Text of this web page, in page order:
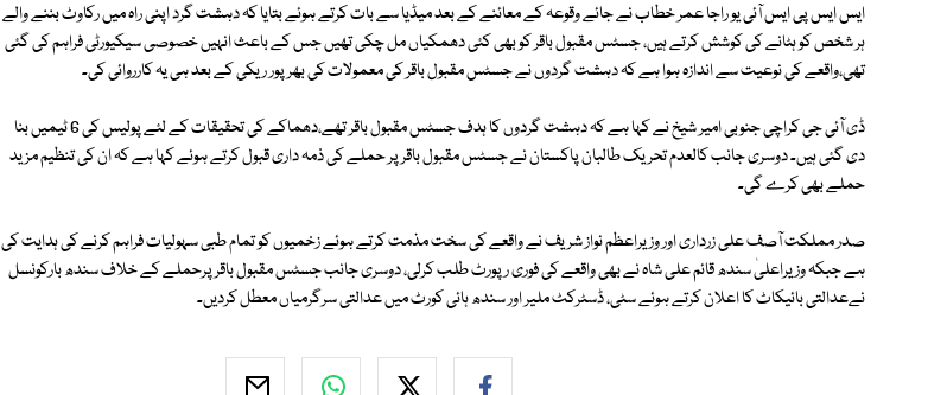
ایس ایس پی ایس آئی یو راجا عمر خطاب نے جائے وقوعہ کے معائنے کے بعد میڈیا سے بات کرتے ہوئے بتایا کہ دہشت گرد اپنی راہ میں رکاوٹ بننے والے
ہر شخص کو ہٹانے کی کوشش کرتے ہیں، جسٹس مقبول باقر کو بھی کئی دھمکیاں مل چکی تھیں جس کے باعث انہیں خصوصی سیکیورٹی فراہم کی گئی
تھی،واقعے کی نوعیت سے اندازہ ہوا ہے کہ دہشت گردوں نے جسٹس مقبول باقر کی معمولات کی بھر پور ریکی کے بعد ہی یہ کارروائی کی۔
ڈی آئی جی کراچی جنوبی امیر شیخ نے کہا ہے کہ دہشت گردوں کا ہدف جسٹس مقبول باقر تھے،دھماکے کی تحقیقات کے لئے پولیس کی 6 ٹیمیں بنا
دی گئی ہیں۔ دوسری جانب کالعدم تحریک طالبان پاکستان نے جسٹس مقبول باقر پر حملے کی ذمہ داری قبول کرتے ہوئے کہا ہے کہ ان کی تنظیم مزید
حملے بھی کرے گی۔
صدر مملکت آصف علی زرداری اور وزیراعظم نواز شریف نے واقعے کی سخت مذمت کرتے ہوئے زخمیوں کو تمام طبی سہولیات فراہم کرنے کی ہدایت کی
ہے جبکہ وزیراعلیٰ سندھ قائم علی شاہ نے بھی واقعے کی فوری رپورٹ طلب کرلی، دوسری جانب جسٹس مقبول باقر پرحملے کے خلاف سندھ بارکونسل
نےعدالتی بائیکاٹ کا اعلان کرتے ہوئے سٹی، ڈسٹرکٹ ملیر اور سندھ ہائی کورٹ میں عدالتی سرگرمیاں معطل کردیں۔